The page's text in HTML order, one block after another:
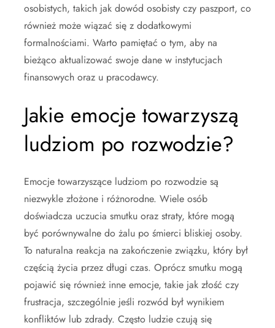
osobistych, takich jak dowód osobisty czy paszport, co
również może wiązać się z dodatkowymi
formalnościami. Warto pamiętać o tym, aby na
bieżąco aktualizować swoje dane w instytucjach
finansowych oraz u pracodawcy.
Jakie emocje towarzyszą
ludziom po rozwodzie?
Emocje towarzyszące ludziom po rozwodzie są
niezwykle złożone i różnorodne. Wiele osób
doświadcza uczucia smutku oraz straty, które mogą
być porównywalne do żalu po śmierci bliskiej osoby.
To naturalna reakcja na zakończenie związku, który był
częścią życia przez długi czas. Oprócz smutku mogą
pojawić się również inne emocje, takie jak złość czy
frustracja, szczególnie jeśli rozwód był wynikiem
konfliktów lub zdrady. Często ludzie czują się